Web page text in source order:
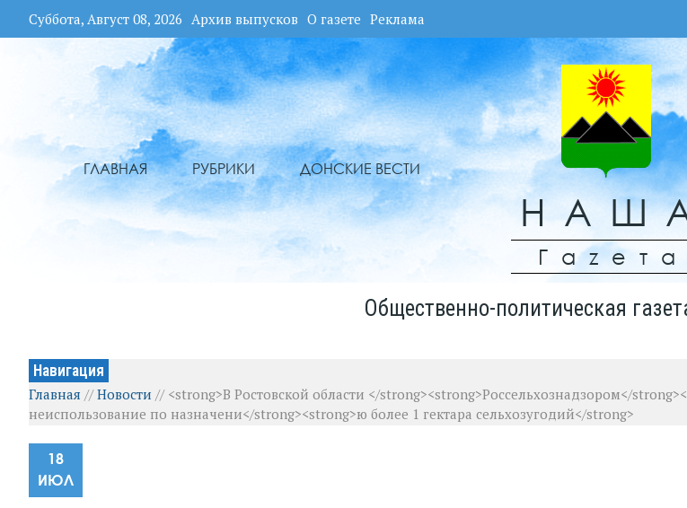
Суббота, Август 08, 2026 Архив выпусков О газете Реклама
ГЛАВНАЯ РУБРИКИ ДОНСКИЕ ВЕСТИ
Гаzета
Общественно-политическая
Навигация
Главная //Новости // <strong>В Ростовской области </strong><strong>Россельхознадзором</
неиспользование по назначени</strong><strong>ю более 1 гектара сельхозугодий</strong>
18
ИЮЛ